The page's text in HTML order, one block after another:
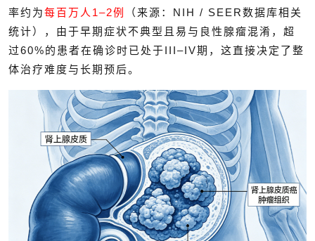
率约为每百万人1–2例
（来源：NIH / SEER数据库相关
统计），由于早期症状不典型且易与良性腺瘤混淆，超
过60%的患者在确诊时已处于III–IV期，这直接决定了整
体治疗难度与长期预后。